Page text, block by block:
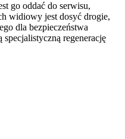
go oddać do serwisu,
widiowy jest dosyć drogie,
dla bezpieczeństwa
specjalistyczną regenerację